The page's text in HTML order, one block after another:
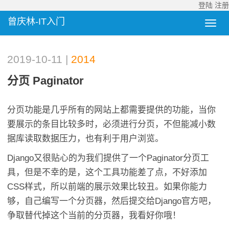
登陆 注册
曾庆林-IT入门
2019-10-11 | 2014
分页 Paginator
分页功能是几乎所有的网站上都需要提供的功能，当你
要展示的条目比较多时，必须进行分页，不但能减小数
据库读取数据压力，也有利于用户浏览。
Django又很贴心的为我们提供了一个Paginator分页工
具，但是不幸的是，这个工具功能差了点，不好添加
CSS样式，所以前端的展示效果比较丑。如果你能力
够，自己编写一个分页器，然后提交给Django官方吧，
争取替代掉这个当前的分页器，我看好你哦！